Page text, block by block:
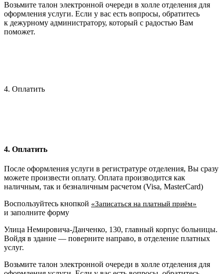
Возьмите талон электронной очереди в холле отделения для
оформления услуги. Если у вас есть вопросы, обратитесь
к дежурному администратору, который с радостью Вам
поможет.
4. Оплатить
4. Оплатить
После оформления услуги в регистратуре отделения, Вы сразу
можете произвести оплату. Оплата производится как
наличным, так и безналичным расчетом (Visa, MasterCard)
Воспользуйтесь кнопкой «Записаться на платный приём»
и заполните форму
Улица Немировича-Данченко, 130, главный корпус больницы.
Войдя в здание — поверните направо, в отделение платных
услуг.
Возьмите талон электронной очереди в холле отделения для